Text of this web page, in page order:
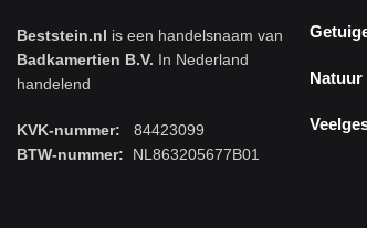
Beststein.nl is een handelsnaam van
Badkamertien B.V. In Nederland
handelend
KVK-nummer: 84423099
BTW-nummer: NL863205677B01
Natuur